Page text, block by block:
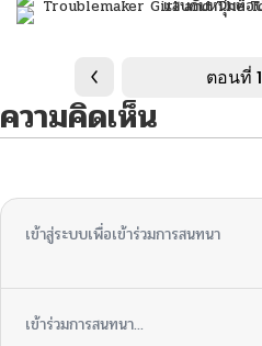
ตอนที่ 1
ความคิดเห็น
เข้าสู่ระบบเพื่อเข้าร่วมการสนทนา
เข้าร่วมการสนทนา...